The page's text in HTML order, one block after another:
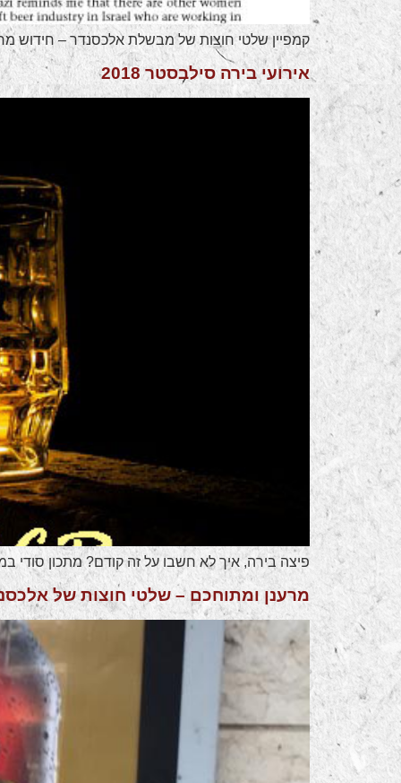
קמפיין שלטי חוצות של מבשלת אלכסנדר – חידוש
אירועי בירה סילבסטר 2018
פיצה בירה, איך לא חשבו על זה קודם? מתכון סודי
מרענן ומתוחכם – שלטי חוצות של